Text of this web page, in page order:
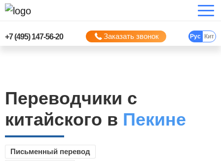
+7 (495) 147-56-20 Заказать звонок Рус Кит
Переводчики с
китайского в Пекине
Письменный перевод